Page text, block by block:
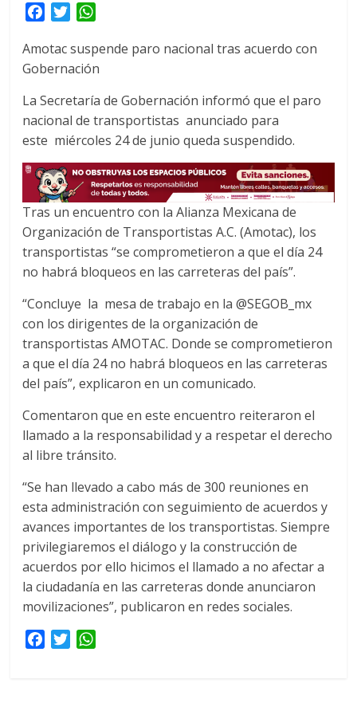
c
e
o
o
k
T
i
t
e
r
a
t
A
p
p
Amotac suspende paro nacional tras acuerdo con
Gobernación
La Secretaría de Gobernación informó que el paro
nacional de transportistas anunciado para
este miércoles 24 de junio queda suspendido.
Tras un encuentro con la Alianza Mexicana de
Organización de Transportistas A.C. (Amotac), los
transportistas “se comprometieron a que el día 24
no habrá bloqueos en las carreteras del país”.
“Concluye la mesa de trabajo en la @SEGOB_mx
con los dirigentes de la organización de
transportistas AMOTAC. Donde se comprometieron
a que el día 24 no habrá bloqueos en las carreteras
del país”, explicaron en un comunicado.
Comentaron que en este encuentro reiteraron el
llamado a la responsabilidad y a respetar el derecho
al libre tránsito.
“Se han llevado a cabo más de 300 reuniones en
esta administración con seguimiento de acuerdos y
avances importantes de los transportistas. Siempre
privilegiaremos el diálogo y la construcción de
acuerdos por ello hicimos el llamado a no afectar a
la ciudadanía en las carreteras donde anunciaron
movilizaciones”, publicaron en redes sociales.
T